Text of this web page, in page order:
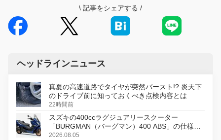
\ 記事をシェアする /
ヘッドラインニュース
真夏の高速道路でタイヤが突然バースト!? 炎天下
のドライブ前に知っておくべき点検内容とは
22時間前
スズキの400ccラグジュアリースクーター
「BURGMAN（バーグマン）400 ABS」の仕様を
変更し、8月18日に発売
2026.08.05